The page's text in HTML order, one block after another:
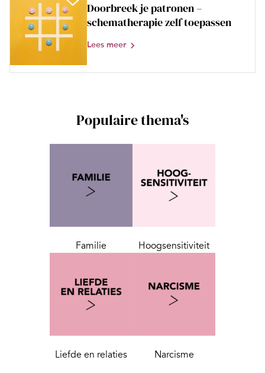
Doorbreek je patronen –
schematherapie zelf toepassen
Lees meer
Populaire thema's
Familie Hoogsensitiviteit
Liefde en relaties Narcisme